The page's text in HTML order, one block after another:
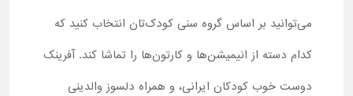
می‌توانید بر اساس گروه سنی کودک‌تان انتخاب کنید که
کدام دسته از انیمیشن‌ها و کارتون‌ها را تماشا کند. آفرینک
دوست خوب کودکان ایرانی، و همراه دلسوز والدینی